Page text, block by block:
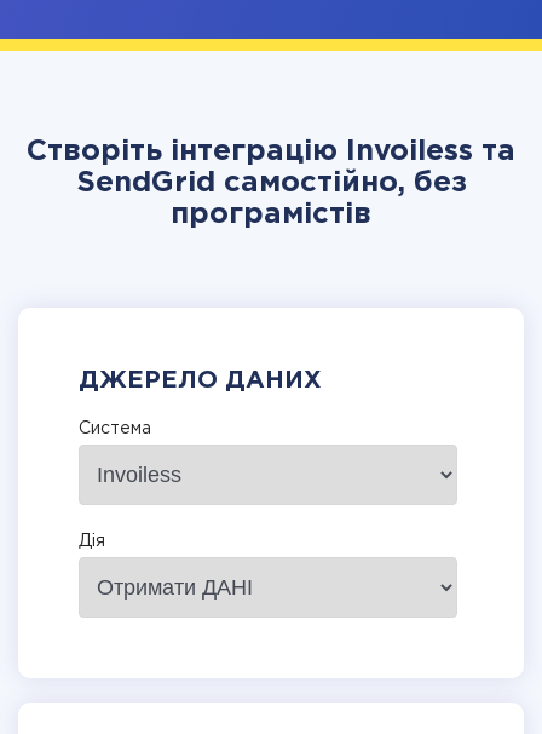
Створіть інтеграцію Invoiless та
SendGrid самостійно, без
програмістів
ДЖЕРЕЛО ДАНИХ
Система
Дія